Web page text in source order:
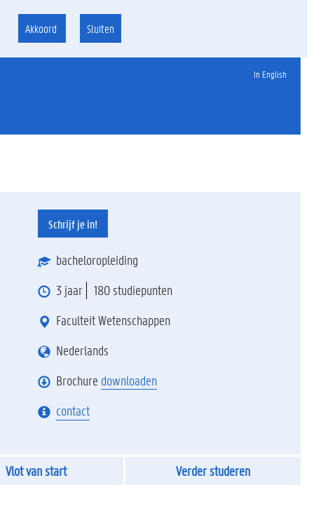
Akkoord Sluiten
In English
Schrijf je in!
bacheloropleiding
3 jaar
180 studiepunten
Faculteit Wetenschappen
Nederlands
Brochure downloaden
contact
Vlot van start Verder studeren